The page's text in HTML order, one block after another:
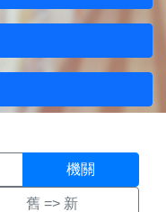
面
機關
舊 => 新